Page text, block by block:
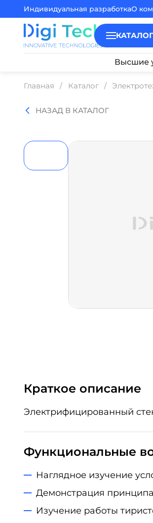
Индивидуальная разработкаО
КАТАЛОГ
Высшие
Главная Каталог
НАЗАД В КАТАЛОГ
Краткое описание
Электрифицированный
Функциональные
Наглядное изучение
Демонстрация
Изучение работы